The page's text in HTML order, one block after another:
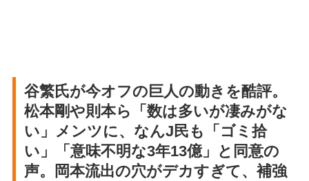
谷繁氏が今オフの巨人の動きを酷評。
松本剛や則本ら「数は多いが凄みがな
い」メンツに、なんJ民も「ゴミ拾
い」「意味不明な3年13億」と同意の
声。岡本流出の穴がデカすぎて、補強